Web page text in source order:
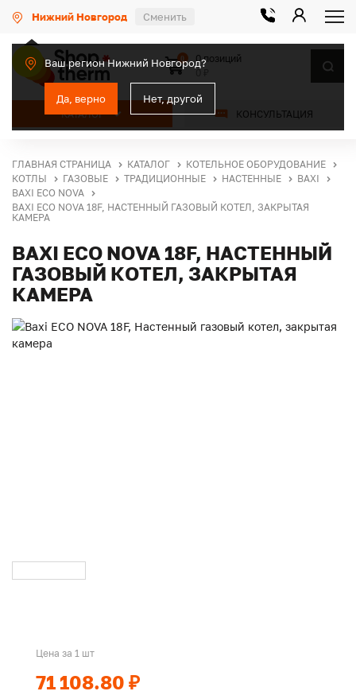
Нижний Новгород Сменить
Ваш регион Нижний Новгород?
Да, верно Нет, другой
КАТАЛОГ КОНСУЛЬТАЦИЯ
0
0 позиций
ГЛАВНАЯ СТРАНИЦА КАТАЛОГ
КОТЕЛЬНОЕ ОБОРУДОВАНИЕ
КОТЛЫ
ГАЗОВЫЕ ТРАДИЦИОННЫЕ НАСТЕННЫЕ
BAXI
BAXI ECO NOVA
BAXI ECO NOVA 18F, НАСТЕННЫЙ ГАЗОВЫЙ КОТЕЛ, ЗАКРЫТАЯ
КАМЕРА
BAXI ECO NOVA 18F, НАСТЕННЫЙ
ГАЗОВЫЙ КОТЕЛ, ЗАКРЫТАЯ
КАМЕРА
Цена за 1 шт
71 108.80 ₽